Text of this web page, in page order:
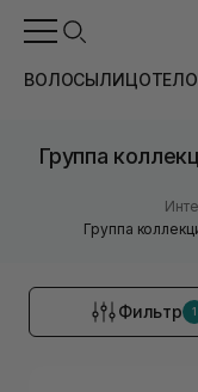
ВОЛОСЫЛИЦОТЕЛО
Группа
Группа
Фильтр 1